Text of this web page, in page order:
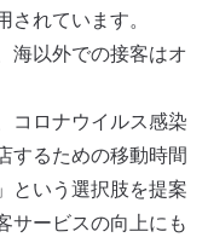
れています。
海以外での接客はオ
コロナウイルス感染
するための移動時間
という選択肢を提案
サービスの向上にも